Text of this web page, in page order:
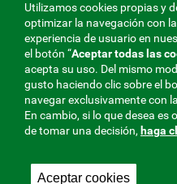
共
同
基
金
Utilizamos cookies propias y
optimizar la navegación con
experiencia de usuario en
el botón “Aceptar todas las
acepta su uso. Del mismo
gusto haciendo clic sobre el
navegar exclusivamente con
En cambio, si lo que desea
de tomar una decisión, haga
Aceptar cookies